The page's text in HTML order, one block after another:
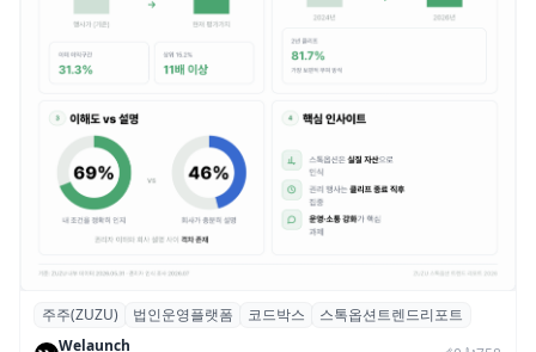
스톡옵션 취소율 2년 만에 18.2%→31.3%…
주주(ZUZU) 법인운영플랫폼 코드박스
스톡옵션트렌드리포트
Welaunch